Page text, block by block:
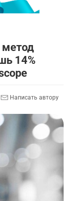
метод
14%
Написать автору